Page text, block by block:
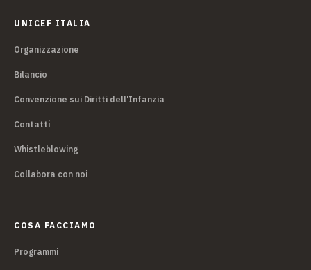
UNICEF ITALIA
Organizzazione
Bilancio
Convenzione sui Diritti dell'Infanzia
Contatti
Whistleblowing
Collabora con noi
COSA FACCIAMO
Programmi